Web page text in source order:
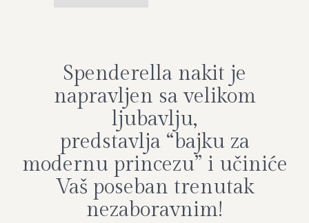
Spenderella nakit je
napravljen sa velikom
ljubavlju,
predstavlja “bajku za
modernu princezu” i učiniće
Vaš poseban trenutak
nezaboravnim!